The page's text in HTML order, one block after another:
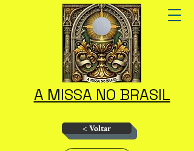
A MISSA NO BRASIL
< Voltar